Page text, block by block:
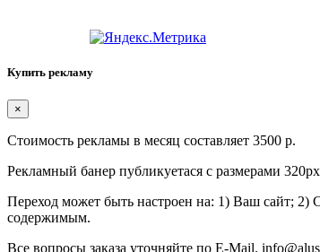
Купить рекламу
×
Стоимость рекламы в месяц составляет 3500 р.
Рекламный банер публикуетася с размерами
Переход может быть настроен на: 1) Ваш сайт;
содержимым.
Все вопросы заказа уточняйте по E-Mail.